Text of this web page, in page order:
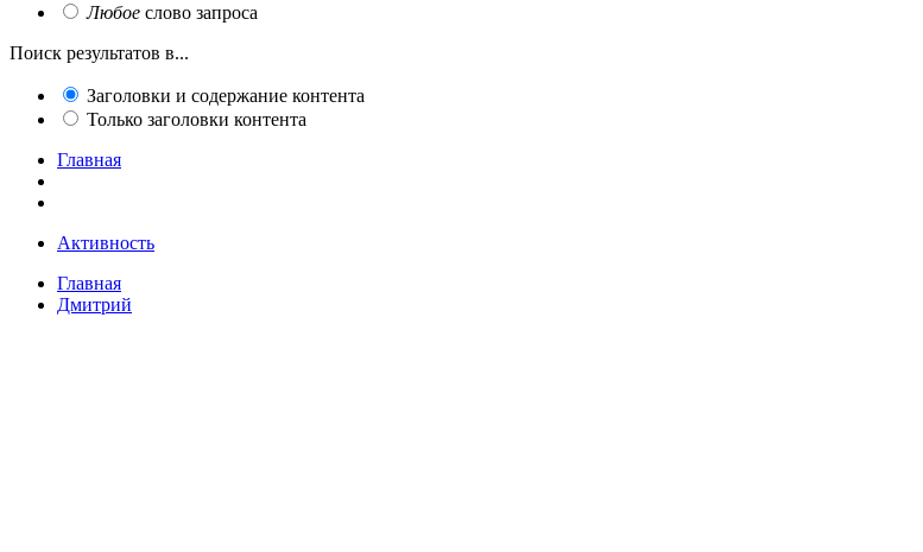
Любое слово запроса
Поиск результатов в...
Заголовки и содержание контента
Только заголовки контента
Главная
Активность
Главная
Дмитрий